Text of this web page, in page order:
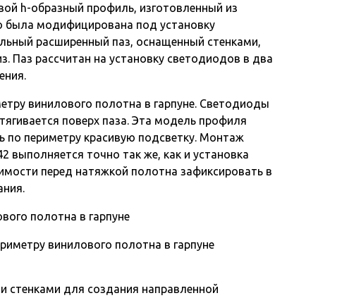
h-образный профиль, изготовленный из
была модифицирована под установку
расширенный паз, оснащенный стенками,
Паз рассчитан на установку светодиодов в два
винилового полотна в гарпуне. Светодиоды
поверх паза. Эта модель профиля
по периметру красивую подсветку. Монтаж
выполняется точно так же, как и установка
перед натяжкой полотна зафиксировать в
винилового полотна в гарпуне
стенками для создания направленной